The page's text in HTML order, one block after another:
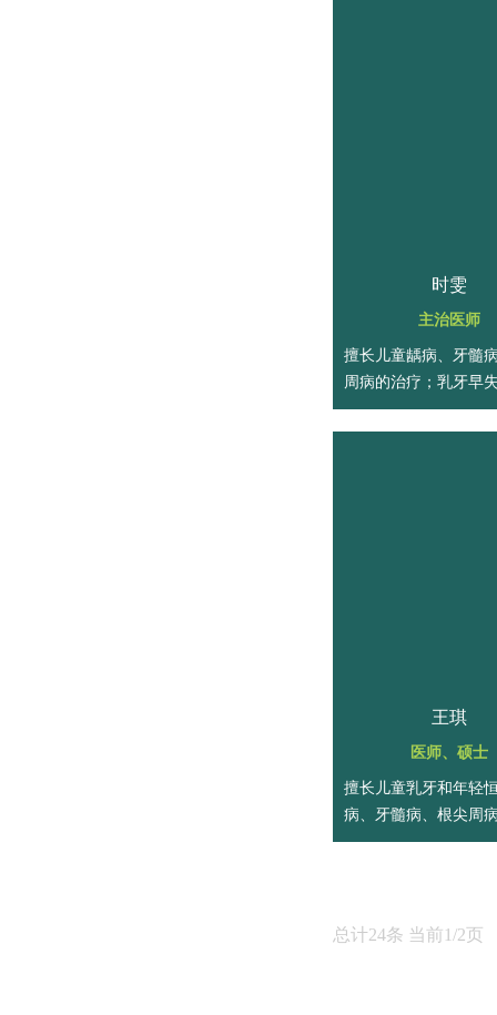
时雯
主治医师
擅长儿童龋病、牙髓
周病的治疗；乳牙早
管理；低龄儿童及青
健康维护指导。
王琪
医师、硕士
擅长儿童乳牙和年轻
病、牙髓病、根尖周
疗；乳牙早失的间隙
总计24条 当前1/2页